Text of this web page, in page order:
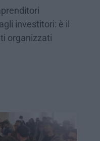
investitori: è il
organizzati